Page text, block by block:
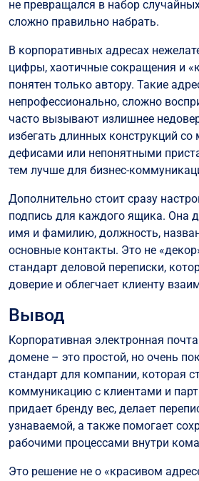
не превращался в набор
сложно правильно набрать.
В корпоративных адресах
цифры, хаотичные сокращения и
понятен только автору. Такие
непрофессионально, сложно
часто вызывают излишнее
избегать длинных конструкций
дефисами или непонятными
тем лучше для бизнес-
Дополнительно стоит сразу
подпись для каждого ящика. Она
имя и фамилию, должность,
основные контакты. Это не
стандарт деловой переписки,
доверие и облегчает клиенту
Вывод
Корпоративная электронная
домене – это простой, но очень
стандарт для компании, которая
коммуникацию с клиентами и
придает бренду вес, делает
узнаваемой, а также помогает
рабочими процессами внутри
Это решение не о «красивом